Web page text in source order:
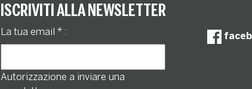
ISCRIVITI ALLA NEWSLETTER
La tua email * :
Autorizzazione a inviare una